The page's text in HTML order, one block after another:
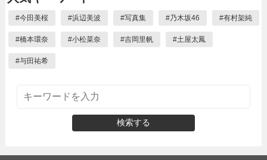
#今田美桜 #浜辺美波 #写真集 #乃木坂46 #有村架純
#橋本環奈 #小松菜奈 #吉岡里帆 #土屋太鳳
#与田祐希
検索する